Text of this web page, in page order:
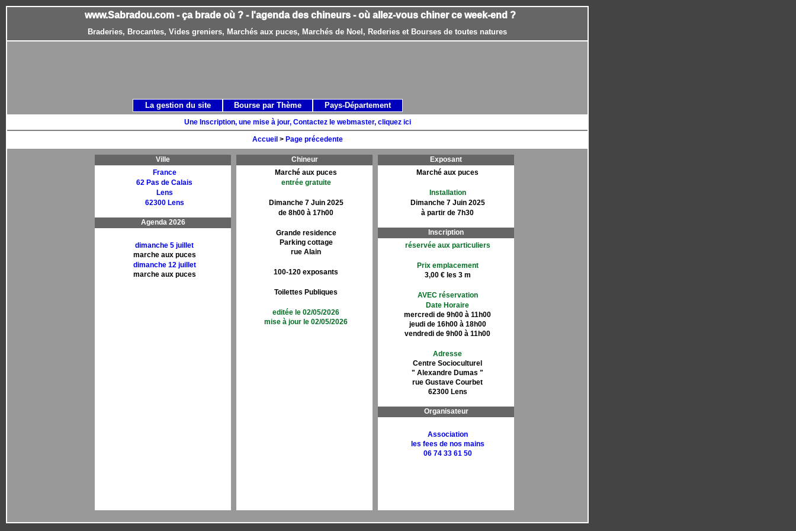
www.Sabradou.com - ça brade où ? - l'agenda des chineurs - où allez-vous chiner ce week-end ?
Braderies, Brocantes, Vides greniers, Marchés aux puces, Marchés de Noel, Rederies et Bourses de toutes natures
Une Inscription, une mise à jour, Contactez le webmaster, cliquez ici
Accueil > Page précedente
Ville
France
62 Pas de Calais
Lens
62300 Lens
Agenda 2026
dimanche 5 juillet
marche aux puces
dimanche 12 juillet
marche aux puces
Chineur
Marché aux puces
entrée gratuite
Dimanche 7 Juin 2025
de 8h00 à 17h00
Grande residence
Parking cottage
rue Alain
100-120 exposants
Toilettes Publiques
editée le 02/05/2026
mise à jour le 02/05/2026
Exposant
Marché aux puces
Installation
Dimanche 7 Juin 2025
à partir de 7h30
Inscription
réservée aux particuliers
Prix emplacement
3,00 € les 3 m
AVEC réservation
Date Horaire
mercredi de 9h00 à 11h00
jeudi de 16h00 à 18h00
vendredi de 9h00 à 11h00
Adresse
Centre Socioculturel
" Alexandre Dumas "
rue Gustave Courbet
62300 Lens
Organisateur
Association
les fees de nos mains
06 74 33 61 50
La gestion du site Bourse par Thème Pays-Département